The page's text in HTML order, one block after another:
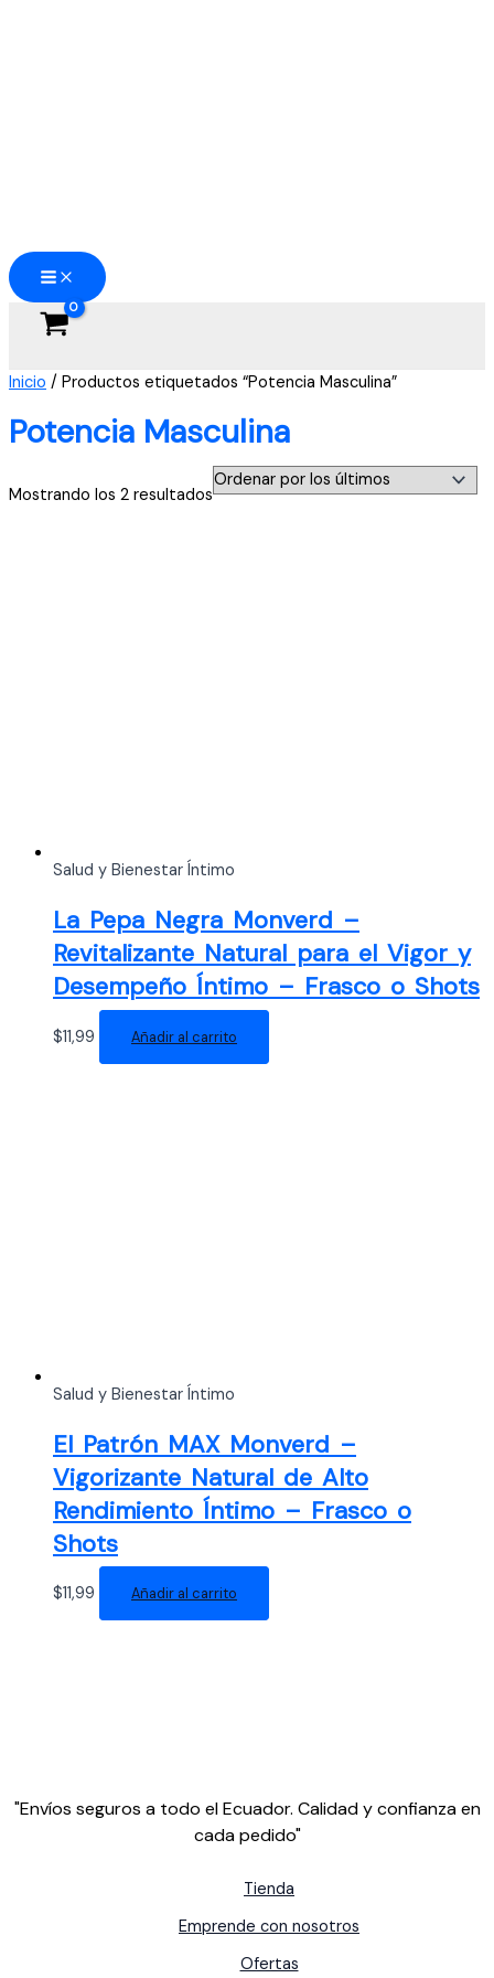
Inicio / Productos etiquetados “Potencia Masculina”
Potencia Masculina
Mostrando los 2 resultadosOrdenado
Salud y Bienestar Íntimo
La Pepa Negra Monverd –
Revitalizante Natural para el Vigor y
Desempeño Íntimo – Frasco o Shots
$11,99 Añadir al carrito
Salud y Bienestar Íntimo
El Patrón MAX Monverd –
Vigorizante Natural de Alto
Rendimiento Íntimo – Frasco o
Shots
$11,99 Añadir al carrito
"Envíos seguros a todo el Ecuador. Calidad y confianza en
cada pedido"
Tienda
Emprende con nosotros
Ofertas